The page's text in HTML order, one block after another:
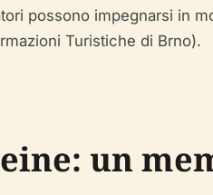
possono impegnarsi in
Turistiche di Brno).
un